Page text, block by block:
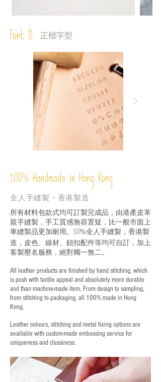
Font D 正楷字型
100% Handmade in Hong Kong
全人手縫製・香港製造
所有材料包款式均可訂製完成品，由港產皮革
親手縫製，手工質感無容置疑，比一般市面上
車縫製品更加耐用。 100%全人手縫製，香港製
造，皮色、線材、鈕扣配件等均可自訂，加上
客製壓名服務，絕對獨一無二。
All leather products are finished by hand stitching, which
is posh with tactile appeal and absolutely more durable
and than machine-made item. From design to sampling,
from stitching to packaging, all 100% made in Hong
Kong.
Leather colours, stitching and metal fixing options are
available with custom-made embossing service for
uniqueness and classiness.